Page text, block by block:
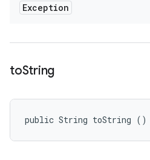
Exception
toString
public String toString ()